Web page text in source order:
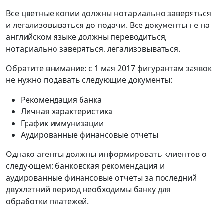
Все цветные копии должны нотариально заверяться
и легализовываться до подачи. Все документы не на
английском языке должны переводиться,
нотариально заверяться, легализовываться.
Обратите внимание: с 1 мая 2017 фигурантам заявок
не нужно подавать следующие документы:
Рекомендация банка
Личная характеристика
График иммунизации
Аудированные финансовые отчеты
Однако агенты должны информировать клиентов о
следующем: банковская рекомендация и
аудированные финансовые отчеты за последний
двухлетний период необходимы банку для
обработки платежей.